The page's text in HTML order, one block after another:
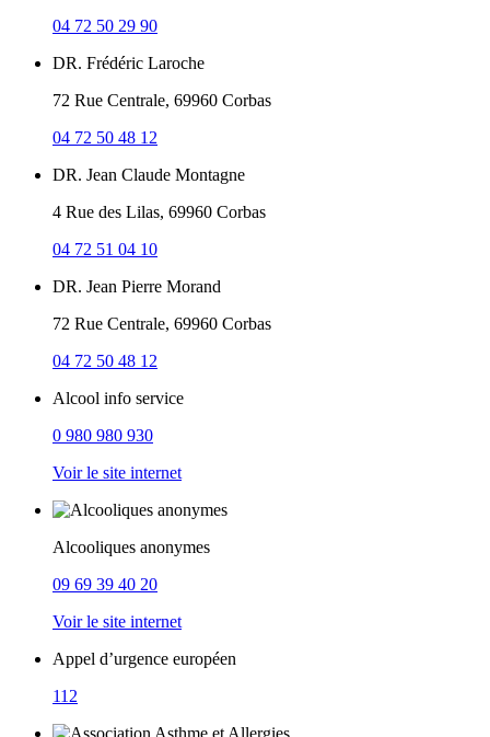
04 72 50 29 90
DR. Frédéric Laroche
72 Rue Centrale, 69960 Corbas
04 72 50 48 12
DR. Jean Claude Montagne
4 Rue des Lilas, 69960 Corbas
04 72 51 04 10
DR. Jean Pierre Morand
72 Rue Centrale, 69960 Corbas
04 72 50 48 12
Alcool info service
0 980 980 930
Voir le site internet
Alcooliques anonymes
09 69 39 40 20
Voir le site internet
Appel d’urgence européen
112